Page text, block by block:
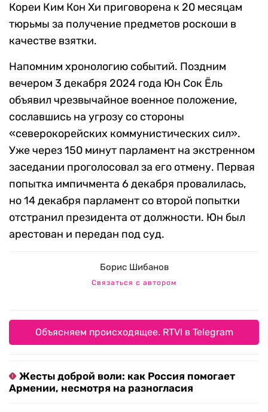
Кореи Ким Кон Хи приговорена к 20 месяцам
тюрьмы за получение предметов роскоши в
качестве взятки.
Напомним хронологию событий. Поздним
вечером 3 декабря 2024 года Юн Сок Ёль
объявил чрезвычайное военное положение,
сославшись на угрозу со стороны
«северокорейских коммунистических сил».
Уже через 150 минут парламент на экстренном
заседании проголосовал за его отмену. Первая
попытка импичмента 6 декабря провалилась,
но 14 декабря парламент со второй попытки
отстранил президента от должности. Юн был
арестован и передан под суд.
Борис Шибанов
Связаться с автором
Объясняем происходящее. RTVI в Telegram
Жесты доброй воли: как Россия помогает
Армении, несмотря на разногласия